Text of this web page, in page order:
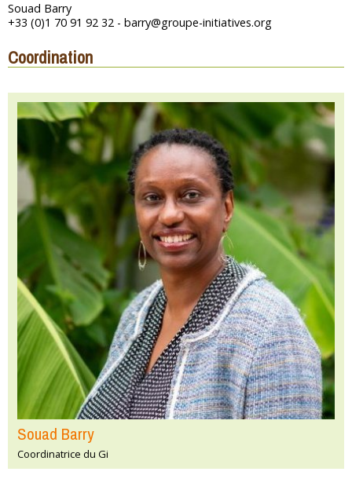
Souad Barry
+33 (0)1 70 91 92 32 - barry@groupe-initiatives.org
Coordination
Souad Barry
Coordinatrice du Gi